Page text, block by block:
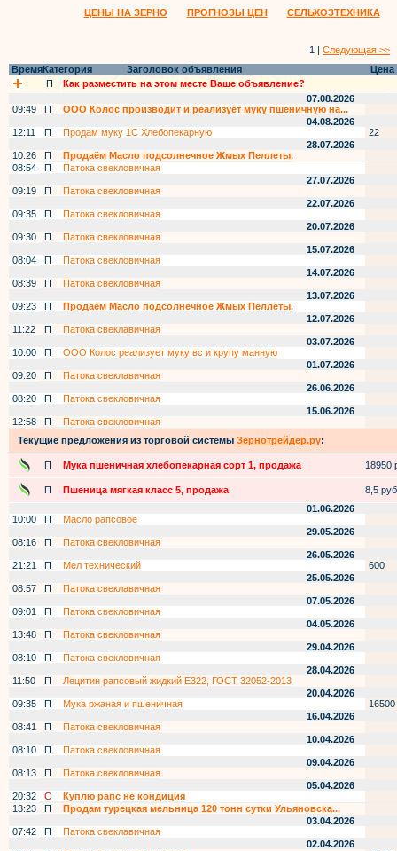
ЦЕНЫ НА ЗЕРНО ПРОГНОЗЫ ЦЕН СЕЛЬХОЗТЕХНИКА
1 | Следующая >>
ВремяКатегория Заголовок объявления
Цена
П
Как разместить на этом месте Ваше объявление?
07.08.2026
09:49
П
ООО Колос производит и реализует муку пшеничную на...
04.08.2026
12:11
П Продам муку 1С Хлебопекарную
22
28.07.2026
10:26
П
Продаём Масло подсолнечное Жмых Пеллеты.
08:54
П
Патока свекловичная
27.07.2026
09:19
П
Патока свекловичная
22.07.2026
09:35
П
Патока свекловичная
20.07.2026
09:30
П
Патока свекловичная
15.07.2026
08:04
П
Патока свекловичная
14.07.2026
08:39
П
Патока свекловичная
13.07.2026
09:23
П
Продаём Масло подсолнечное Жмых Пеллеты.
12.07.2026
11:22
П
Патока свеклавичная
03.07.2026
10:00
П
ООО Колос реализует муку вс и крупу манную
01.07.2026
09:20
П
Патока свеклавичная
26.06.2026
08:20
П
Патока свекловичная
15.06.2026
12:58
П
Патока свекловичная
Текущие предложения из торговой системы Зернотрейдер.ру:
П Мука пшеничная хлебопекарная сорт 1, продажа 18950
П Пшеница мягкая класс 5, продажа
8,5
01.06.2026
10:00
П
Масло рапсовое
29.05.2026
08:16
П
Патока свекловичная
26.05.2026
21:21
П Мел технический
600
25.05.2026
08:57
П
Патока свеклавичная
07.05.2026
09:01
П
Патока свекловичная
04.05.2026
13:48
П
Патока свекловичная
29.04.2026
08:10
П
Патока свекловичная
28.04.2026
11:50
П
Лецитин рапсовый жидкий Е322, ГОСТ 32052-2013
20.04.2026
09:35
П Мука ржаная и пшеничная
16500
16.04.2026
08:41
П
Патока свекловичная
10.04.2026
08:10
П
Патока свекловичная
09.04.2026
08:13
П
Патока свекловичная
05.04.2026
20:32
С
Куплю рапс не кондиция
13:23
П
Продам турецкая мельница 120 тонн сутки Ульяновска...
03.04.2026
07:42
П
Патока свеклавичная
02.04.2026